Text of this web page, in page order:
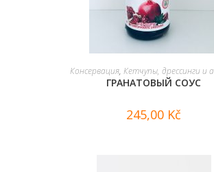
В КОРЗИНУ
Консервация, Кетчупы, дрессинги и
ГРАНАТОВЫЙ СОУС
245,00 Kč